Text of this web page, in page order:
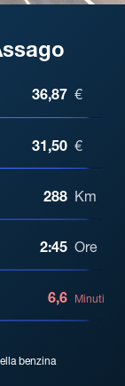
DI
36,87 €
31,50 €
288 Km
2:45 Ore
6,6 Minuti
benzina